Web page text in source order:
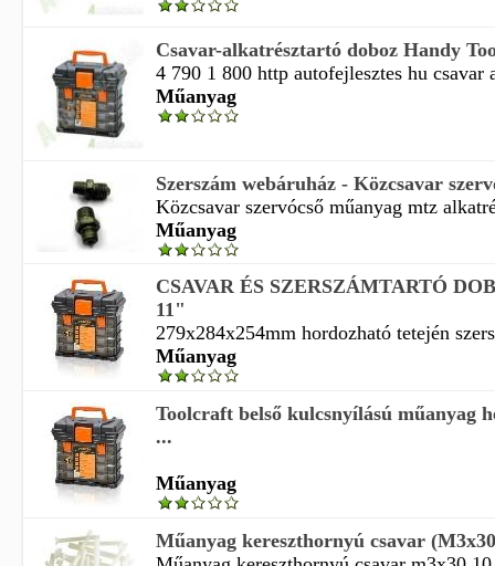
Csavar-alkatrésztartó doboz Handy
4 790 1 800 http autofejlesztes hu csavar
Műanyag
Szerszám webáruház - Közcsavar
Közcsavar szervócső műanyag mtz
Műanyag
CSAVAR ÉS SZERSZÁMTARTÓ
11"
279x284x254mm hordozható tetején
Műanyag
Toolcraft belső kulcsnyílású műanyag
...
Műanyag
Műanyag kereszthornyú csavar